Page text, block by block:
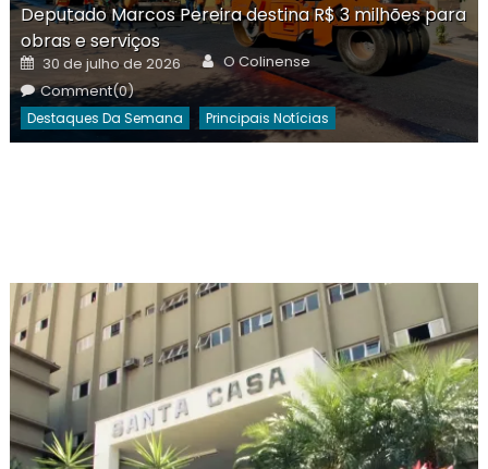
Deputado Marcos Pereira destina R$ 3 milhões para
obras e serviços
Posted
on
30 de julho de 2026 Author
O Colinense
Comment(0)
Destaques Da Semana Principais Notícias